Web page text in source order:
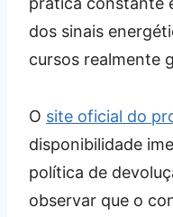
dos sinais
cursos realmente
O site oficial do
disponibilidade
política de
observar que o